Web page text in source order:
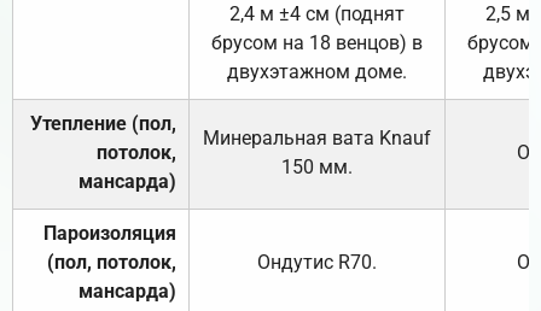
2,4 м ±4 см (поднят
брусом на 18 венцов) в
двухэтажном доме.
2,5 м
брусом
Утепление (пол,
потолок,
мансарда)
Минеральная вата Knauf
150 мм.
Пароизоляция
(пол, потолок,
мансарда)
Ондутис R70.